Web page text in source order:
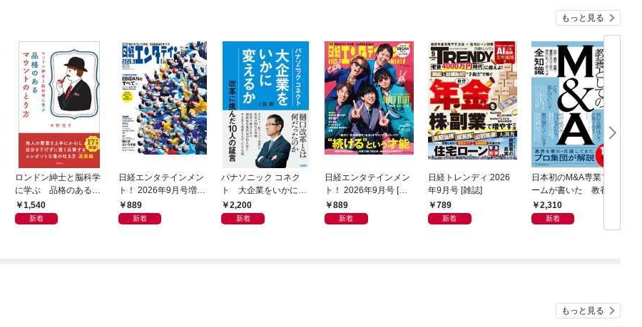
もっと見る
ロンドン紳士と脳科学
に学ぶ 品格のあるマ
ウントのとり方
1,540
新着
日経エンタテインメン
ト！ 2026年9月号増刊
【表紙：EBiDAN】
889
新着
パナソニック コネク
ト 大企業をいかに変
えるか
2,200
新着
日経エンタテインメン
ト！ 2026年9月号 [雑
誌]889
新着
日経トレンディ 2026
年9月号 [雑誌]
789
新着
日本初のM&A専業ファ
ームが書いた 教養と
してのM&A
2,310
新着
もっと見る